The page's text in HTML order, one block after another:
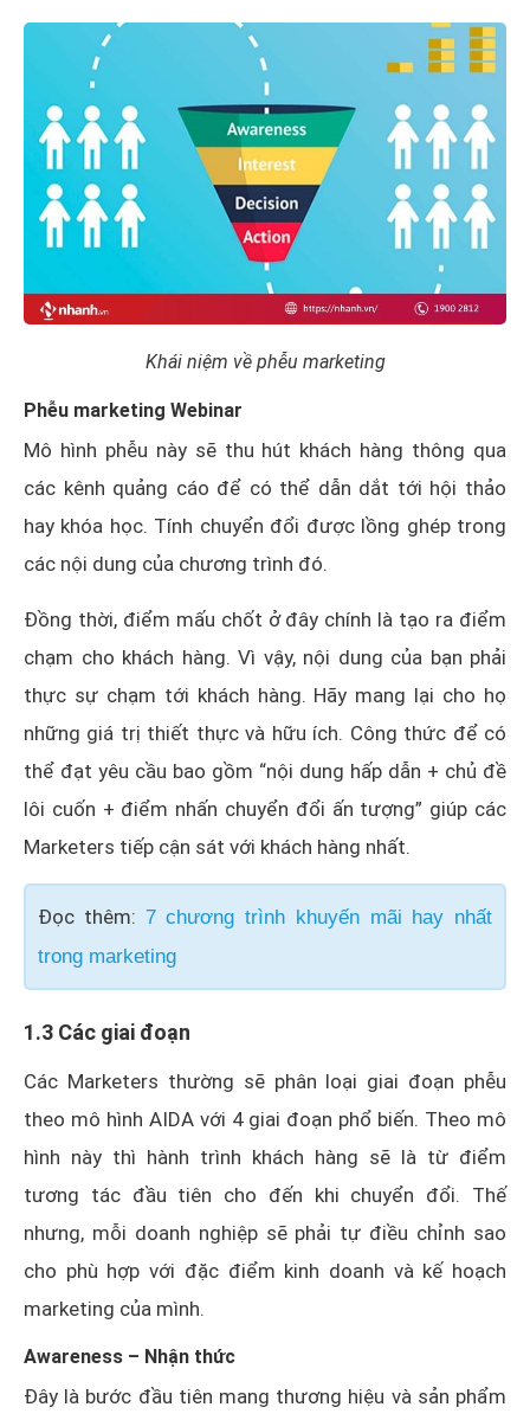
Khái niệm về phễu marketing
Phễu marketing Webinar
Mô hình phễu này sẽ thu hút khách hàng thông qua
các kênh quảng cáo để có thể dẫn dắt tới hội thảo
hay khóa học. Tính chuyển đổi được lồng ghép trong
các nội dung của chương trình đó.
Đồng thời, điểm mấu chốt ở đây chính là tạo ra điểm
chạm cho khách hàng. Vì vậy, nội dung của bạn phải
thực sự chạm tới khách hàng. Hãy mang lại cho họ
những giá trị thiết thực và hữu ích. Công thức để có
thể đạt yêu cầu bao gồm “nội dung hấp dẫn + chủ đề
lôi cuốn + điểm nhấn chuyển đổi ấn tượng” giúp các
Marketers tiếp cận sát với khách hàng nhất.
Đọc thêm: 7 chương trình khuyến mãi hay nhất
trong marketing
1.3 Các giai đoạn
Các Marketers thường sẽ phân loại giai đoạn phễu
theo mô hình AIDA với 4 giai đoạn phổ biến. Theo mô
hình này thì hành trình khách hàng sẽ là từ điểm
tương tác đầu tiên cho đến khi chuyển đổi. Thế
nhưng, mỗi doanh nghiệp sẽ phải tự điều chỉnh sao
cho phù hợp với đặc điểm kinh doanh và kế hoạch
marketing của mình.
Awareness – Nhận thức
Đây là bước đầu tiên mang thương hiệu và sản phẩm